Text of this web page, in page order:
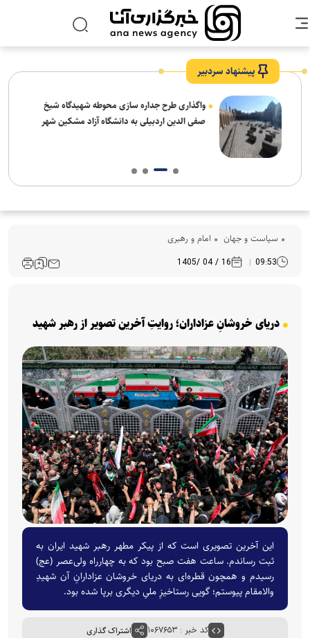
پیشنهاد سردبیر
واگذاری طرح جداره سازی محوطه شهیدگاه شیخ
صفی الدین اردبیلی به دانشگاه آزاد مشکین شهر
سیاست و جهان امام و رهبری
09:53
16 / 04 /1405
دریای خروشانِ عزاداران؛ روایتِ آخرین تصویر از رهبر شهید
این آخرین تصویری است که از پیکر مطهر رهبر شهید ایران به
ثبت رساندم. ساعت هفت صبح بود که به چهارراه ولی‌عصر (عج)
رسیدم و همچون قطره‌ای به دریای خروشان عزادارانِ آن شهیدِ
والامقام پیوستم؛ گویی رستاخیزِ ملیِ دیگری برپا شده بود.
کد خبر : ۱۰۶۷۶۵۳ اشتراک گذاری